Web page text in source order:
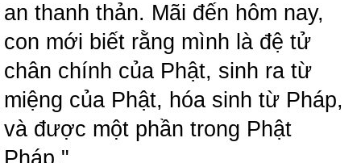
an thanh thản. Mãi đến hôm nay,
con mới biết rằng mình là đệ tử
chân chính của Phật, sinh ra từ
miệng của Phật, hóa sinh từ Pháp,
và được một phần trong Phật